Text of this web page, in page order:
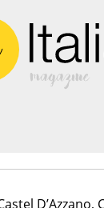
D’Azzano,